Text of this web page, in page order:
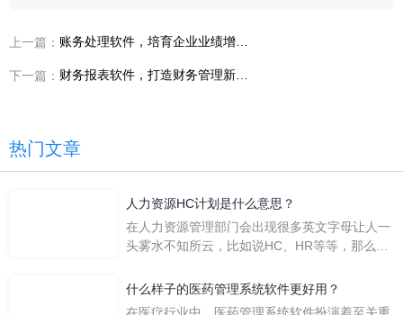
上一篇： 账务处理软件，培育企业业绩增长新动能
下一篇： 财务报表软件，打造财务管理新世界
热门文章
人力资源HC计划是什么意思？
在人力资源管理部门会出现很多英文字母让人一
头雾水不知所云，比如说HC、HR等等，那么它
么呢？
什么样子的医药管理系统软件更好用？